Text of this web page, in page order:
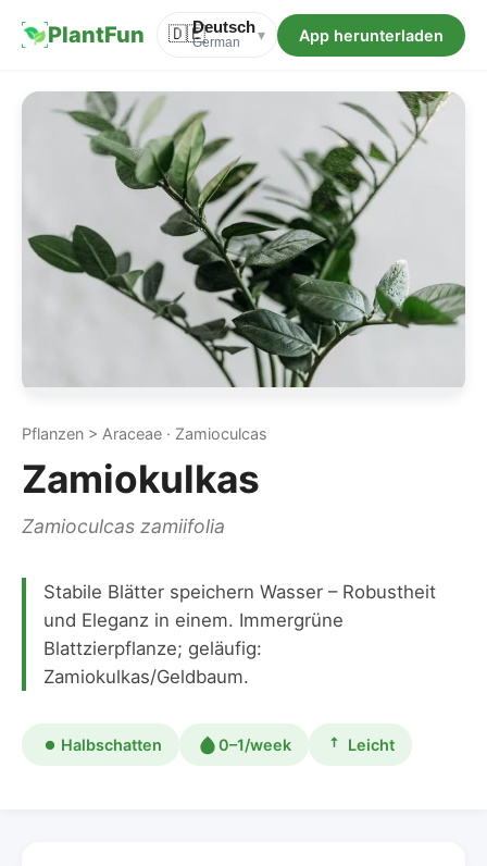
PlantFun 🇩🇪Deutsch
German ▾ App herunterladen
Pflanzen > Araceae · Zamioculcas
Zamiokulkas
Zamioculcas zamiifolia
Stabile Blätter speichern Wasser – Robustheit
und Eleganz in einem. Immergrüne
Blattzierpflanze; geläufig:
Zamiokulkas/Geldbaum.
Halbschatten 0–1/week Leicht